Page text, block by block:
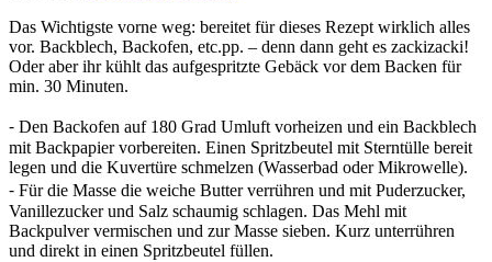
Das Wichtigste vorne weg: bereitet für dieses Rezept wirklich alles
vor. Backblech, Backofen, etc.pp. – denn dann geht es zackizacki!
Oder aber ihr kühlt das aufgespritzte Gebäck vor dem Backen für
min. 30 Minuten.
⁃ Den Backofen auf 180 Grad Umluft vorheizen und ein Backblech
mit Backpapier vorbereiten. Einen Spritzbeutel mit Sterntülle bereit
legen und die Kuvertüre schmelzen (Wasserbad oder Mikrowelle).
⁃ Für die Masse die weiche Butter verrühren und mit Puderzucker,
Vanillezucker und Salz schaumig schlagen. Das Mehl mit
Backpulver vermischen und zur Masse sieben. Kurz unterrühren
und direkt in einen Spritzbeutel füllen.